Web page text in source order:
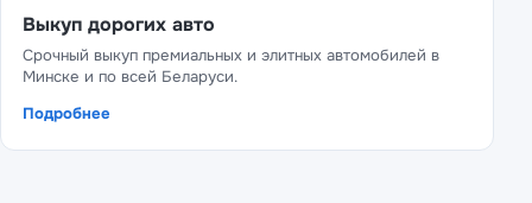
Выкуп дорогих авто
Срочный выкуп премиальных и элитных автомобилей в
Минске и по всей Беларуси.
Подробнее